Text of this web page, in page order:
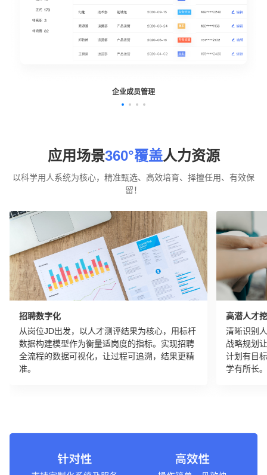
企业成员管理
应用场景360°覆盖人力资源
以科学用人系统为核心，精准甄选、高效培育、择擅任用、有效保
留！
招聘数字化
从岗位JD出发，以人才测评结果为核心，用标杆
数据构建模型作为衡量适岗度的指标。实现招聘
全流程的数据可视化，让过程可追溯，结果更精
准。
高潜人才
清晰识别
战略规划
计划有目
学有所长。